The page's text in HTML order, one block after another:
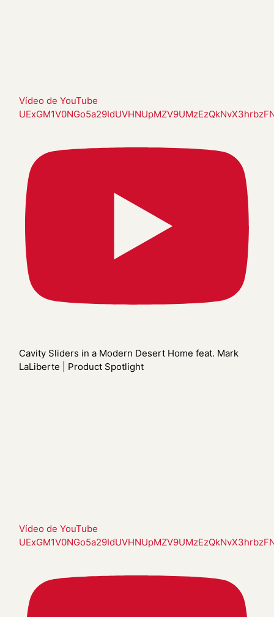
Vídeo de YouTube
Cavity Sliders in a Modern Desert Home feat. Mark
LaLiberte | Product Spotlight
Vídeo de YouTube